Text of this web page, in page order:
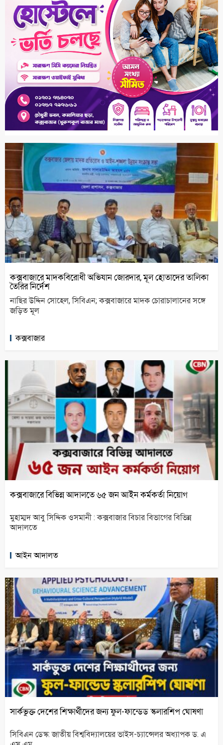
কক্সবাজারে মাদকবিরোধী অভিযান জোরদার, মূল হোতাদের তালিকা
তৈরির নির্দেশ
নাছির উদ্দিন সোহেল, সিবিএন; কক্সবাজারে মাদক চোরাচালানের সঙ্গে
জড়িত মূল
কক্সবাজার
কক্সবাজারে বিভিন্ন আদালতে ৬৫ জন আইন কর্মকর্তা নিয়োগ
মুহাম্মদ আবু সিদ্দিক ওসমানী : কক্সবাজার বিচার বিভাগের বিভিন্ন
আদালতে
আইন আদালত
সার্কভুক্ত দেশের শিক্ষার্থীদের জন্য ফুল-ফান্ডেড স্কলারশিপ ঘোষণা
সিবিএন ডেস্ক: জাতীয় বিশ্ববিদ্যালয়ের ভাইস-চ্যান্সেলর অধ্যাপক ড. এ